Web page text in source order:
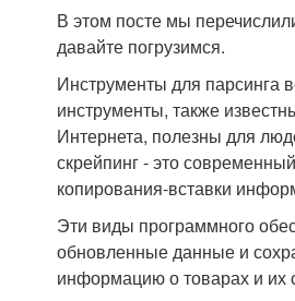
В этом посте мы
давайте погрузимся.
Инструменты для парсинга
инструменты, также
Интернета, полезны для
скрейпинг - это
копирования-вставки
Эти виды программного
обновленные данные и
информацию о товарах и их